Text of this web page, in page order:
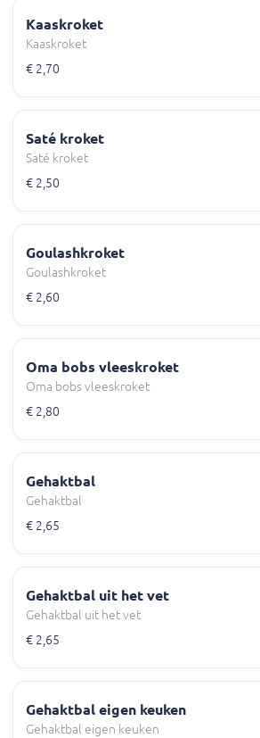
Kaaskroket
Kaaskroket
€ 2,70
Saté kroket
Saté kroket
€ 2,50
Goulashkroket
Goulashkroket
€ 2,60
Oma bobs vleeskroket
Oma bobs vleeskroket
€ 2,80
Gehaktbal
Gehaktbal
€ 2,65
Gehaktbal uit het vet
Gehaktbal uit het vet
€ 2,65
Gehaktbal eigen keuken
Gehaktbal eigen keuken